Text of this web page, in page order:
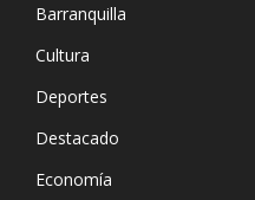
Barranquilla
Cultura
Deportes
Destacado
Economía